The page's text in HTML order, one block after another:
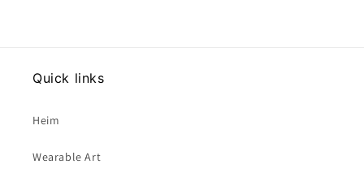
Quick links
Heim
Wearable Art